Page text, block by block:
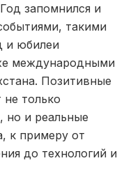
запомнился и
такими
и юбилеи
международными
Позитивные
только
но и реальные
к примеру от
до технологий и